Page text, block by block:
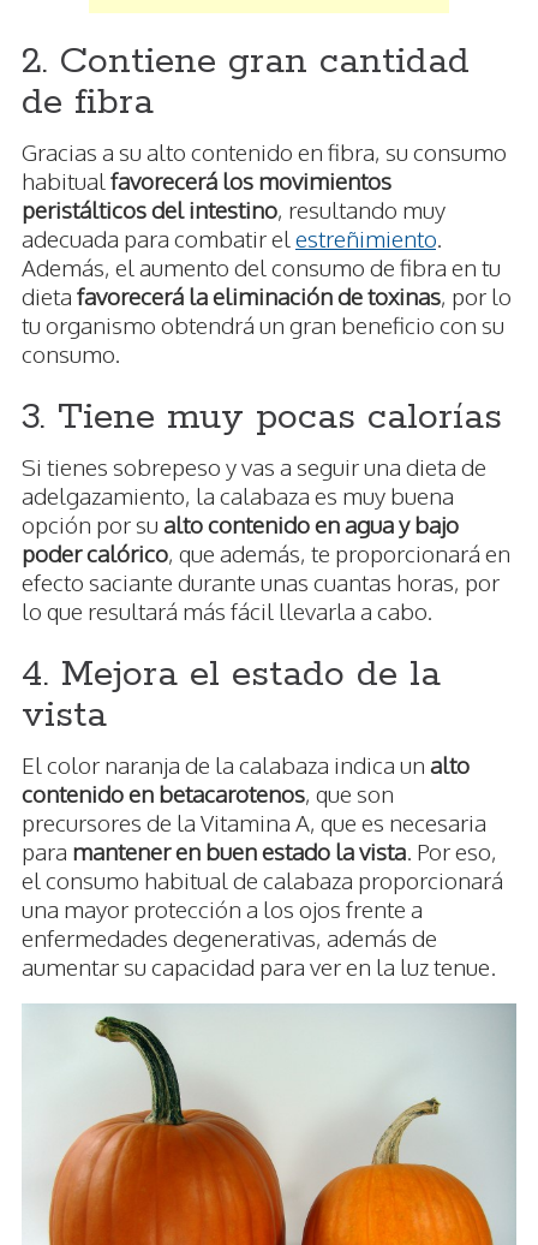
2. Contiene gran cantidad
de fibra
Gracias a su alto contenido en fibra, su consumo
habitual favorecerá los movimientos
peristálticos del intestino, resultando muy
adecuada para combatir el estreñimiento.
Además, el aumento del consumo de fibra en tu
dieta favorecerá la eliminación de toxinas, por lo
tu organismo obtendrá un gran beneficio con su
consumo.
3. Tiene muy pocas calorías
Si tienes sobrepeso y vas a seguir una dieta de
adelgazamiento, la calabaza es muy buena
opción por su alto contenido en agua y bajo
poder calórico, que además, te proporcionará en
efecto saciante durante unas cuantas horas, por
lo que resultará más fácil llevarla a cabo.
4. Mejora el estado de la
vista
El color naranja de la calabaza indica un alto
contenido en betacarotenos, que son
precursores de la Vitamina A, que es necesaria
para mantener en buen estado la vista. Por eso,
el consumo habitual de calabaza proporcionará
una mayor protección a los ojos frente a
enfermedades degenerativas, además de
aumentar su capacidad para ver en la luz tenue.